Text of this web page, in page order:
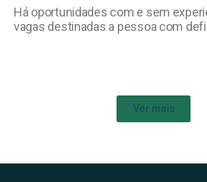
Há oportunidades com e sem
vagas destinadas a pessoa com
Ver mais